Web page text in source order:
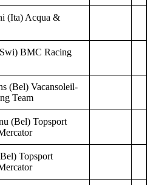
(Ita) Acqua &
BMC Racing
(Bel) Vacansoleil-
Team
(Bel) Topsport
Topsport